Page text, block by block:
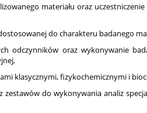
materiału oraz
do charakteru badanego
odczynników oraz wykonywanie
klasycznymi, fizykochemicznymi i
do wykonywania analiz